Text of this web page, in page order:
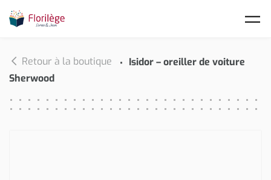
Retour à la boutique
Isidor – oreiller de voiture
Sherwood